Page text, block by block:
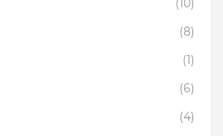
(8)
(1)
(6)
(4)